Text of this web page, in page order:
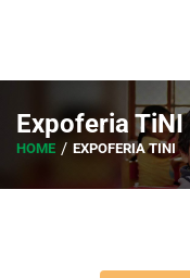
Expoferia TiNI
HOME EXPOFERIA TINI